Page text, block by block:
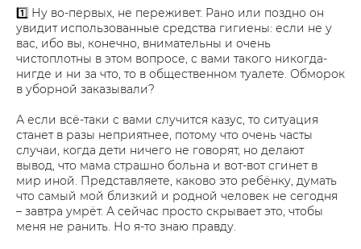
1️⃣ Ну во-первых, не переживет. Рано или поздно он
увидит использованные средства гигиены: если не у
вас, ибо вы, конечно, внимательны и очень
чистоплотны в этом вопросе, с вами такого никогда-
нигде и ни за что, то в общественном туалете. Обморок
в уборной заказывали?
А если всё-таки с вами случится казус, то ситуация
станет в разы неприятнее, потому что очень часты
случаи, когда дети ничего не говорят, но делают
вывод, что мама страшно больна и вот-вот сгинет в
мир иной. Представляете, каково это ребёнку, думать
что самый мой близкий и родной человек не сегодня
– завтра умрёт. А сейчас просто скрывает это, чтобы
меня не ранить. Но я-то знаю правду.